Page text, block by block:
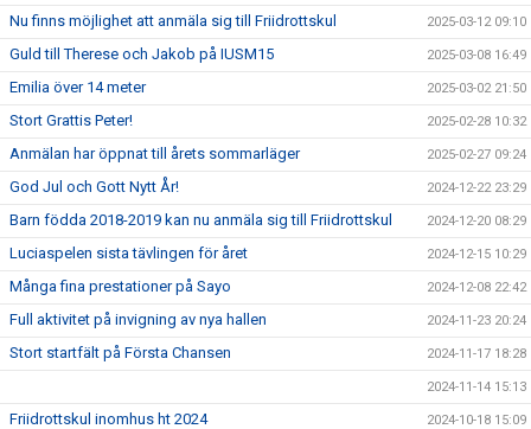
Nu finns möjlighet att anmäla sig till Friidrottskul 2025-03-12 09:10
Guld till Therese och Jakob på IUSM15 2025-03-08 16:49
Emilia över 14 meter 2025-03-02 21:50
Stort Grattis Peter! 2025-02-28 10:32
Anmälan har öppnat till årets sommarläger 2025-02-27 09:24
God Jul och Gott Nytt År! 2024-12-22 23:29
Barn födda 2018-2019 kan nu anmäla sig till Friidrottskul 2024-12-20 08:29
Luciaspelen sista tävlingen för året 2024-12-15 10:29
Många fina prestationer på Sayo 2024-12-08 22:42
Full aktivitet på invigning av nya hallen 2024-11-23 20:24
Stort startfält på Första Chansen 2024-11-17 18:28
2024-11-14 15:13
Friidrottskul inomhus ht 2024 2024-10-18 15:09